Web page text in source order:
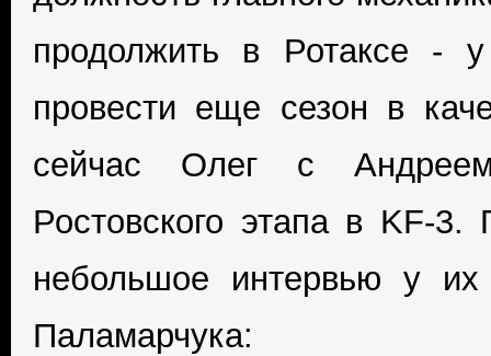
продолжить в Ротаксе -
провести еще сезон в
сейчас Олег с
Ростовского этапа в KF-
небольшое интервью у
Паламарчука: